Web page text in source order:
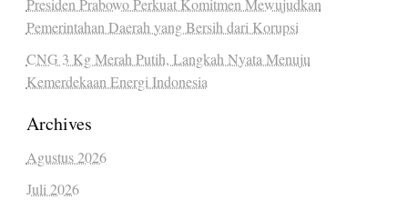
Presiden Prabowo Perkuat Komitmen Mewujudkan
Pemerintahan Daerah yang Bersih dari Korupsi
CNG 3 Kg Merah Putih, Langkah Nyata Menuju
Kemerdekaan Energi Indonesia
Archives
Agustus 2026
Juli 2026